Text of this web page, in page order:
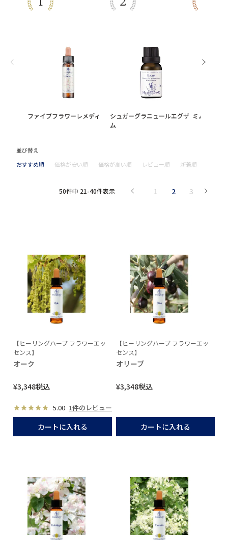
ファイブフラワーレメディ
シュガーグラニュールエグザ
ム
ミムラス
並び替え
おすすめ順
価格が安い順 価格が高い順 レビュー順 新着順
50件中 21-40件表示 1 2 3
【ヒーリングハーブ フラワーエッ
センス】
オーク
¥3,348税込
5.00 1件のレビュー
カートに入れる
【ヒーリングハーブ フラワーエッ
センス】
オリーブ
¥3,348税込
カートに入れる